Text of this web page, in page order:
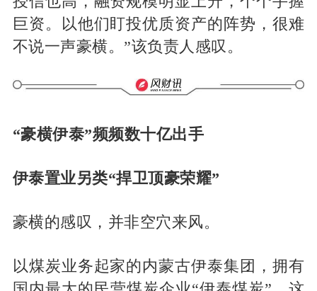
巨资。以他们盯投优质资产的阵势，很难
不说一声豪横。”该负责人感叹。
“豪横伊泰”频频数十亿出手
伊泰置业另类“捍卫顶豪荣耀”
豪横的感叹，并非空穴来风。
以煤炭业务起家的内蒙古伊泰集团，拥有